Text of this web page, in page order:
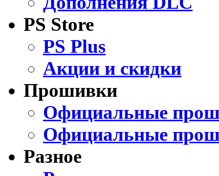
PS Store
PS Plus
Акции и скидки
Прошивки
Официальные
Официальные
Разное